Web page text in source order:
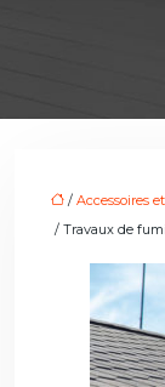
/ Accessoires
/ Travaux de